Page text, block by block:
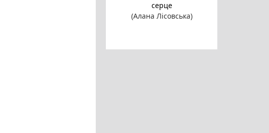
серце
(Алана Лісовська)